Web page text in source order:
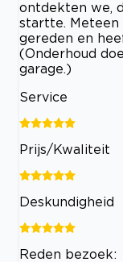
ontdekten we,
startte.
gereden en
(Onderhoud
garage.)
Service
Prijs/Kwaliteit
Deskundigheid
Reden bezoek: